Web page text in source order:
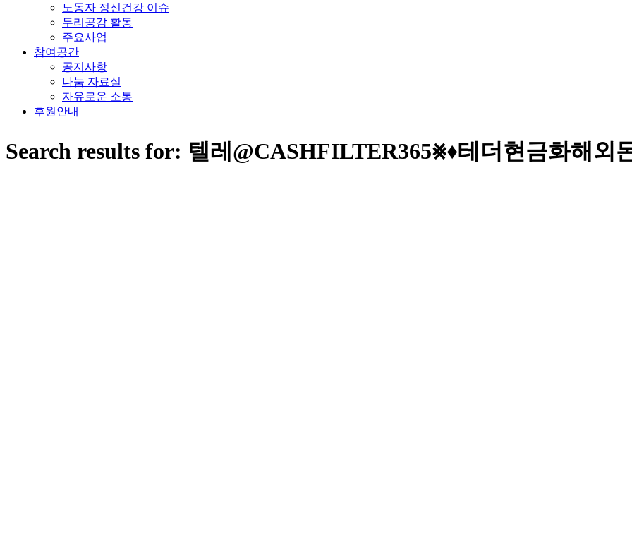
노동자 정신건강 이슈
두리공감 활동
주요사업
참여공간
공지사항
나눔 자료실
자유로운 소통
후원안내
Search results for: 텔레@CASHFILTER365⨳♦테더현금화해외